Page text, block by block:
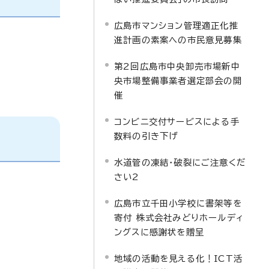
広島市マンション管理適正化推
進計画の素案への市民意見募集
第2回広島市中央卸売市場新中
央市場整備事業者選定部会の開
催
コンビニ交付サービスによる手
数料の引き下げ
水道管の凍結・破裂にご注意くだ
さい2
広島市立千田小学校に書架等を
寄付 株式会社みどりホールディ
ングスに感謝状を贈呈
地域の活動を見える化！ICT活